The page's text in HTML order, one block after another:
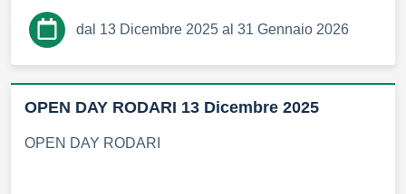
dal 13 Dicembre 2025 al 31 Gennaio 2026
OPEN DAY RODARI 13 Dicembre 2025
OPEN DAY RODARI